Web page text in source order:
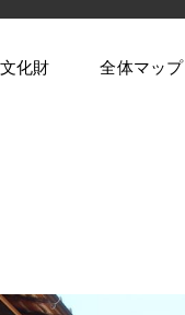
化財 全体マップ